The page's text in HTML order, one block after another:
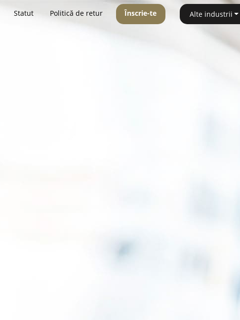
Statut Politică de retur Înscrie-te Alte industrii